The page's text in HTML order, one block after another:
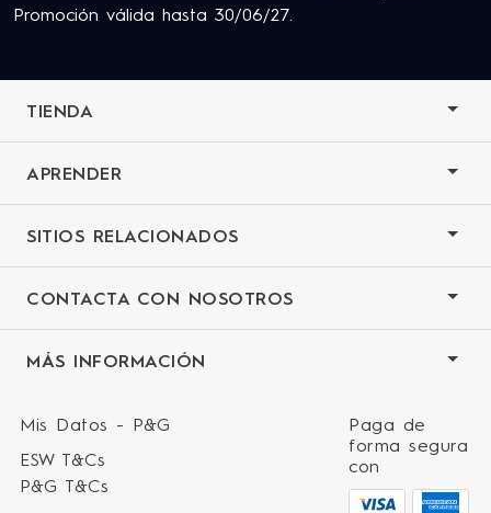
Promoción válida hasta 30/06/27.
TIENDA
APRENDER
SITIOS RELACIONADOS
CONTACTA CON NOSOTROS
MÁS INFORMACIÓN
Paga de
forma segura
con
Mis Datos - P&G
ESW T&Cs
P&G T&Cs